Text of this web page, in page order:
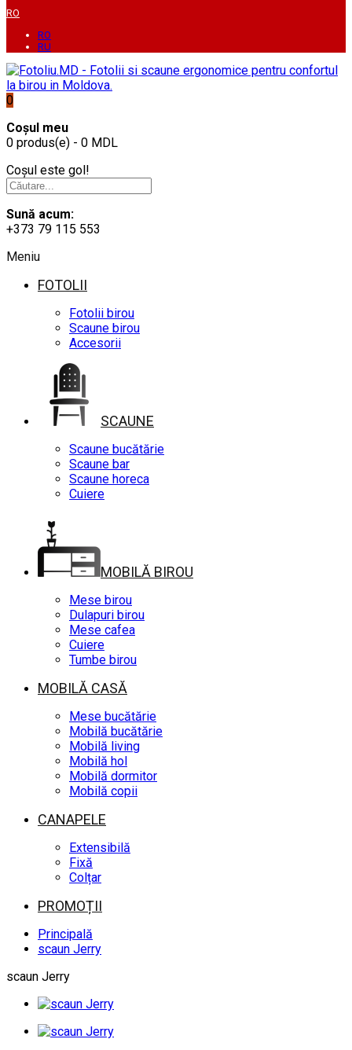
RO
RO
RU
0
Coșul meu
0 produs(e) - 0 MDL
Coșul este gol!
Sună acum:
+373 79 115 553
Meniu
FOTOLII
Fotolii birou
Scaune birou
Accesorii
SCAUNE
Scaune bucătărie
Scaune bar
Scaune horeca
Cuiere
MOBILĂ BIROU
Mese birou
Dulapuri birou
Mese cafea
Cuiere
Tumbe birou
MOBILĂ CASĂ
Mese bucătărie
Mobilă bucătărie
Mobilă living
Mobilă hol
Mobilă dormitor
Mobilă copii
CANAPELE
Extensibilă
Fixă
Colțar
PROMOȚII
Principală
scaun Jerry
scaun Jerry